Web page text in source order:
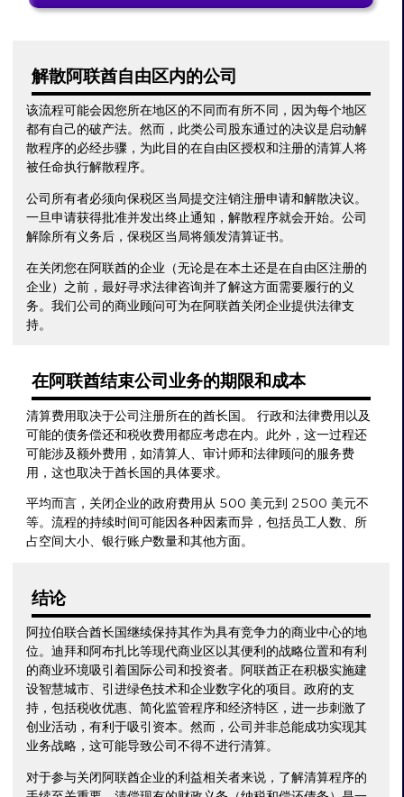
解散阿联酋自由区内的公司
该流程可能会因您所在地区的不同而有所不同，因为每个地区
都有自己的破产法。然而，此类公司股东通过的决议是启动解
散程序的必经步骤，为此目的在自由区授权和注册的清算人将
被任命执行解散程序。
公司所有者必须向保税区当局提交注销注册申请和解散决议。
一旦申请获得批准并发出终止通知，解散程序就会开始。公司
解除所有义务后，保税区当局将颁发清算证书。
在关闭您在阿联酋的企业（无论是在本土还是在自由区注册的
企业）之前，最好寻求法律咨询并了解这方面需要履行的义
务。我们公司的商业顾问可为在阿联酋关闭企业提供法律支
持。
在阿联酋结束公司业务的期限和成本
清算费用取决于公司注册所在的酋长国。 行政和法律费用以及
可能的债务偿还和税收费用都应考虑在内。此外，这一过程还
可能涉及额外费用，如清算人、审计师和法律顾问的服务费
用，这也取决于酋长国的具体要求。
平均而言，关闭企业的政府费用从 500 美元到 2500 美元不
等。流程的持续时间可能因各种因素而异，包括员工人数、所
占空间大小、银行账户数量和其他方面。
结论
阿拉伯联合酋长国继续保持其作为具有竞争力的商业中心的地
位。迪拜和阿布扎比等现代商业区以其便利的战略位置和有利
的商业环境吸引着国际公司和投资者。阿联酋正在积极实施建
设智慧城市、引进绿色技术和企业数字化的项目。政府的支
持，包括税收优惠、简化监管程序和经济特区，进一步刺激了
创业活动，有利于吸引资本。然而，公司并非总能成功实现其
业务战略，这可能导致公司不得不进行清算。
对于参与关闭阿联酋企业的利益相关者来说，了解清算程序的